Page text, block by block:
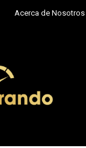
Acerca de Nosotros